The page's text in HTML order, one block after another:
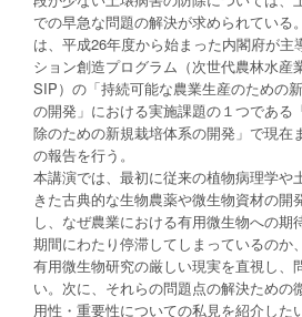
での早急な問題の解決が求められている
は、平成26年度から始まった内閣府が主
ション創造プログラム（次世代農林水産
SIP）の「持続可能な農業生産のための
の開発」における実施課題の１つである
除のための新規栽培体系の開発」で現在
の報告を行う。
本講演では、最初に従来の植物病理学や
きた古典的な生物農薬や微生物資材の開
し、なぜ農業における有用微生物への期
期間にわたり停滞してしまっているのか
有用微生物研究の厳しい現実を直視し、
い。次に、それらの問題点の解決ための
用性・重要性についての私見を紹介した